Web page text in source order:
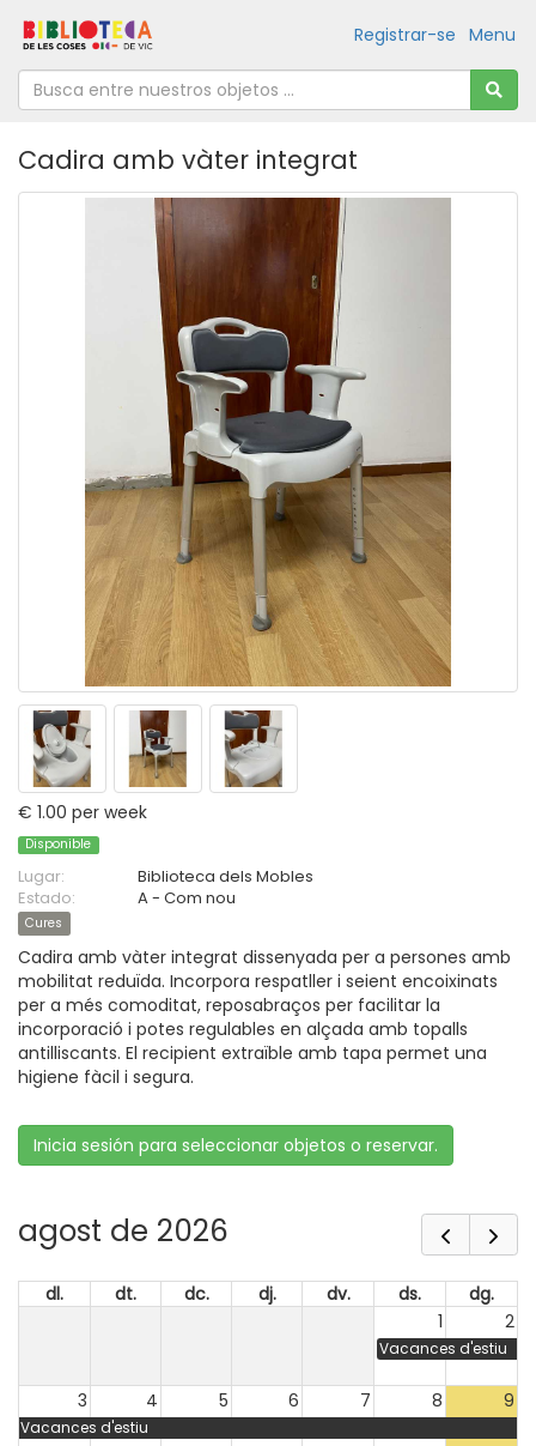
Menu
Registrar-se
Cadira amb vàter integrat
€ 1.00 per week
Disponible
Lugar:
Biblioteca dels Mobles
Estado:
A - Com nou
Cures
Cadira amb vàter integrat dissenyada per a persones amb
mobilitat reduïda. Incorpora respatller i seient encoixinats
per a més comoditat, reposabraços per facilitar la
incorporació i potes regulables en alçada amb topalls
antilliscants. El recipient extraïble amb tapa permet una
higiene fàcil i segura.
Inicia sesión para seleccionar objetos o reservar.
agost de 2026
dl. dt. dc. dj. dv. ds.
dg.
1
2
Vacances d'estiu
3 4 5 6 7 8 9
Vacances d'estiu